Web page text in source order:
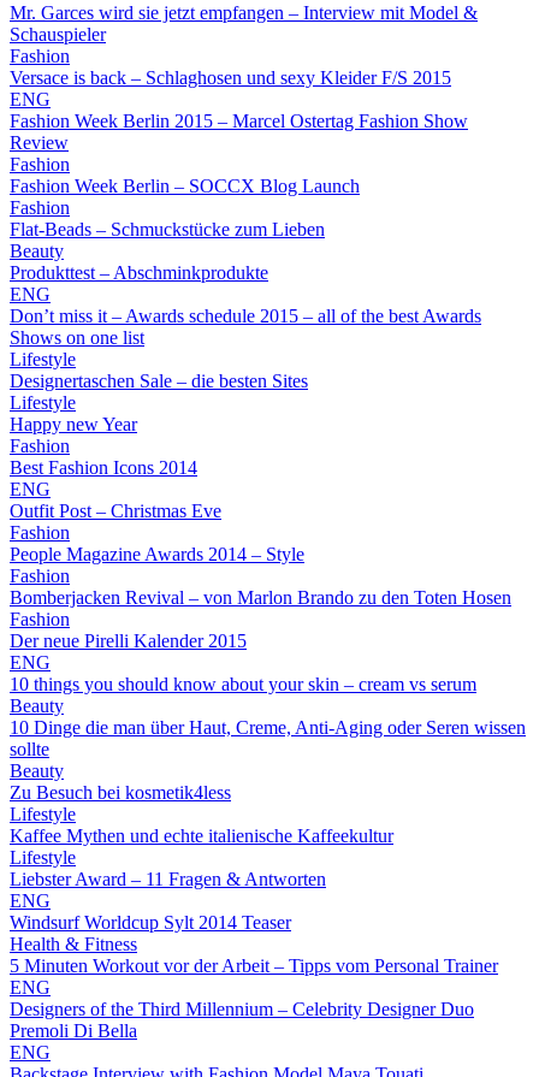
Mr. Garces wird sie jetzt empfangen – Interview mit Model &
Schauspieler
Fashion
Versace is back – Schlaghosen und sexy Kleider F/S 2015
ENG
Fashion Week Berlin 2015 – Marcel Ostertag Fashion Show
Review
Fashion
Fashion Week Berlin – SOCCX Blog Launch
Fashion
Flat-Beads – Schmuckstücke zum Lieben
Beauty
Produkttest – Abschminkprodukte
ENG
Don’t miss it – Awards schedule 2015 – all of the best Awards
Shows on one list
Lifestyle
Designertaschen Sale – die besten Sites
Lifestyle
Happy new Year
Fashion
Best Fashion Icons 2014
ENG
Outfit Post – Christmas Eve
Fashion
People Magazine Awards 2014 – Style
Fashion
Bomberjacken Revival – von Marlon Brando zu den Toten Hosen
Fashion
Der neue Pirelli Kalender 2015
ENG
10 things you should know about your skin – cream vs serum
Beauty
10 Dinge die man über Haut, Creme, Anti-Aging oder Seren wissen
sollte
Beauty
Zu Besuch bei kosmetik4less
Lifestyle
Kaffee Mythen und echte italienische Kaffeekultur
Lifestyle
Liebster Award – 11 Fragen & Antworten
ENG
Windsurf Worldcup Sylt 2014 Teaser
Health & Fitness
5 Minuten Workout vor der Arbeit – Tipps vom Personal Trainer
ENG
Designers of the Third Millennium – Celebrity Designer Duo
Premoli Di Bella
ENG